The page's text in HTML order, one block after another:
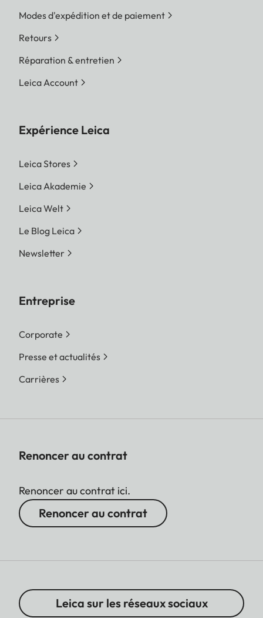
Modes d'expédition et de paiement
Retours
Réparation & entretien
Leica Account
Expérience Leica
Leica Stores
Leica Akademie
Leica Welt
Le Blog Leica
Newsletter
Entreprise
Corporate
Presse et actualités
Carrières
Renoncer au contrat
Renoncer au contrat ici.
Renoncer au contrat
Leica sur les réseaux sociaux